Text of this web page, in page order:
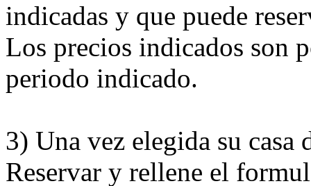
indicadas y que puede
Los precios indicados son
periodo indicado.
3) Una vez elegida su casa
Reservar y rellene el